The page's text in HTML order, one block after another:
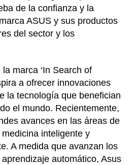
de la confianza y la
ASUS y sus productos
del sector y los
marca ‘In Search of
a ofrecer innovaciones
la tecnología que benefician
el mundo. Recientemente,
avances en las áreas de
inteligente y
A medida que avanzan los
automático, Asus